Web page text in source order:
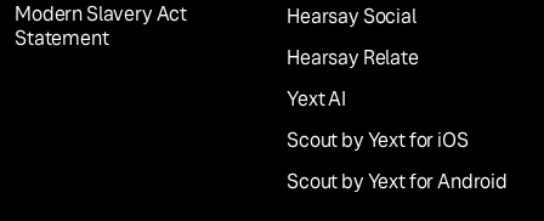
Modern Slavery Act
Statement
Hearsay Social
Hearsay Relate
Yext AI
Scout by Yext for iOS
Scout by Yext for Android